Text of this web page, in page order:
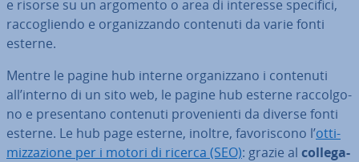
e risorse su un argomento o area di interesse specifici,
rac­co­glien­do e or­ga­niz­zan­do contenuti da varie fonti
esterne.
Mentre le pagine hub interne or­ga­niz­za­no i contenuti
all’interno di un sito web, le pagine hub esterne rac­col­go­
no e pre­sen­ta­no contenuti pro­ve­nien­ti da diverse fonti
esterne. Le hub page esterne, inoltre, fa­vo­ri­sco­no l’ot­ti­
miz­za­zio­ne per i motori di ricerca (SEO): grazie al col­le­ga­